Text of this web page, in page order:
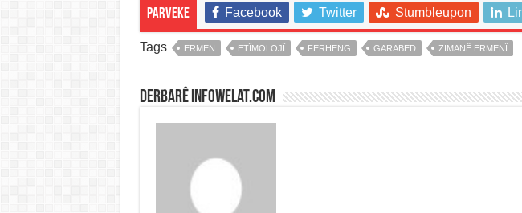
Parveke Facebook Twitter Stumbleupon
Tags ERMEN ETÎMOLOJÎ FERHENG GARABED ZIMANÊ ERMENÎ
Derbarê infowelat.com